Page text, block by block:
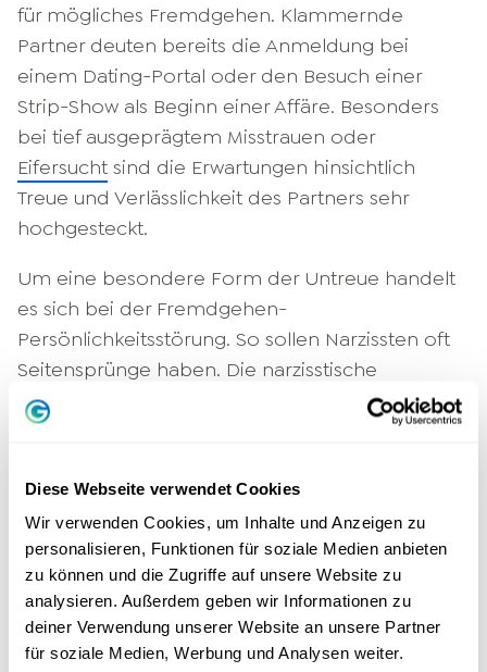
Diese Webseite verwendet Cookies
Wir verwenden Cookies, um Inhalte und Anzeigen zu
personalisieren, Funktionen für soziale Medien anbieten
zu können und die Zugriffe auf unsere Website zu
analysieren. Außerdem geben wir Informationen zu
deiner Verwendung unserer Website an unsere Partner
für soziale Medien, Werbung und Analysen weiter.
für mögliches Fremdgehen. Klammernde
Partner deuten bereits die Anmeldung bei
einem Dating-Portal oder den Besuch einer
Strip-Show als Beginn einer Affäre. Besonders
bei tief ausgeprägtem Misstrauen oder
Eifersucht sind die Erwartungen hinsichtlich
Treue und Verlässlichkeit des Partners sehr
hochgesteckt.
Um eine besondere Form der Untreue handelt
es sich bei der Fremdgehen-
Persönlichkeitsstörung. So sollen Narzissten oft
Seitensprünge haben. Die narzisstische
Persönlichkeitsstörung ist durch ein extremes
Bedürfnis
diese Störung nicht so häufig vor.
Entscheidend für die Definition, wo
Fremdgehen beginnt, sind eigene Ansprüche
und individuelle Vorstellungen davon, was eine
guteBeziehungausmacht.